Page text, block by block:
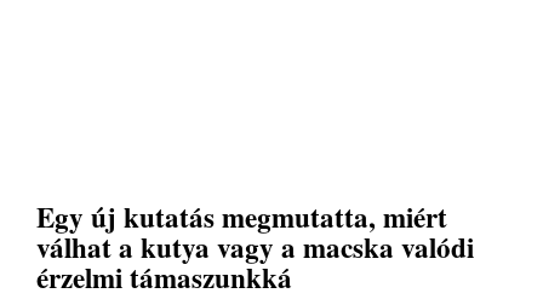
Egy új kutatás megmutatta, miért
válhat a kutya vagy a macska valódi
érzelmi támaszunkká